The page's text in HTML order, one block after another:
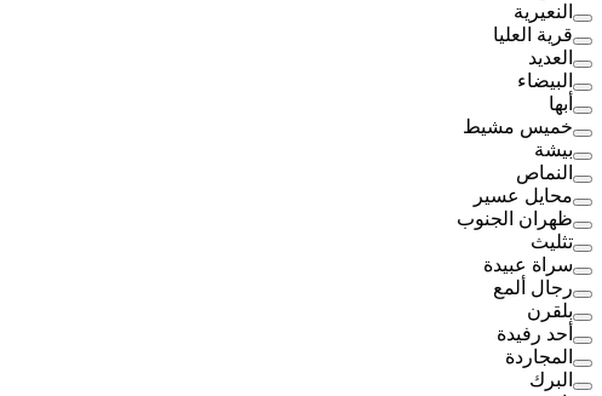
النعيرية
قرية العليا
العديد
البيضاء
أبها
خميس مشيط
بيشة
النماص
محايل عسير
ظهران الجنوب
تثليث
سراة عبيدة
رجال ألمع
بلقرن
أحد رفيدة
المجاردة
البرك